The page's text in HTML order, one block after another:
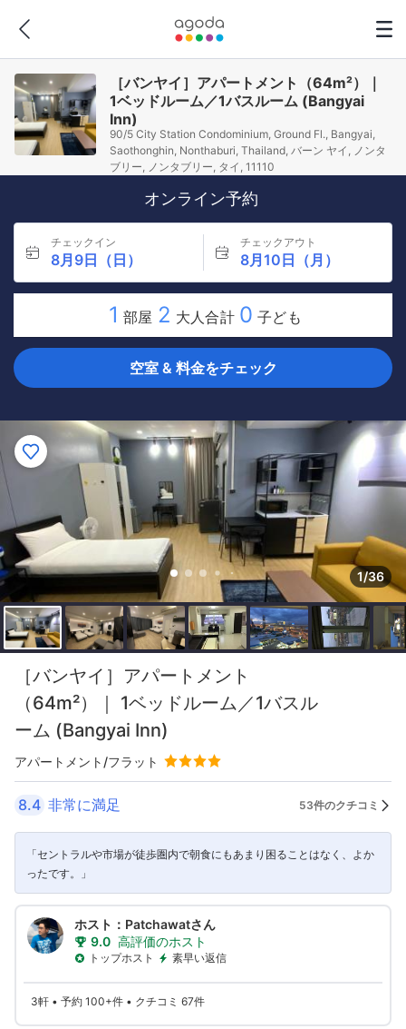
［バンヤイ］アパートメント（64m²）｜
1ベッドルーム／1バスルーム (Bangyai
Inn)
90/5 City Station Condominium, Ground Fl., Bangyai,
Saothonghin, Nonthaburi, Thailand, バーン ヤイ, ノンタ
ブリー, ノンタブリー, タイ, 11110
オンライン予約
チェックイン
8月9日（日）
チェックアウト
8月10日（月）
1 部屋 2 大人合計 0 子ども
空室 & 料金をチェック
1/36
［バンヤイ］アパートメント
（64m²）｜ 1ベッドルーム／1バスル
ーム (Bangyai Inn)
アパートメント/フラット
8.4 非常に満足 53件のクチコミ
「セントラルや市場が徒歩圏内で朝食にもあまり困ることはなく、よか
ったです。」
ホスト：Patchawatさん
9.0 高評価のホスト
トップホスト 素早い返信
3軒 • 予約 100+件 • クチコミ 67件